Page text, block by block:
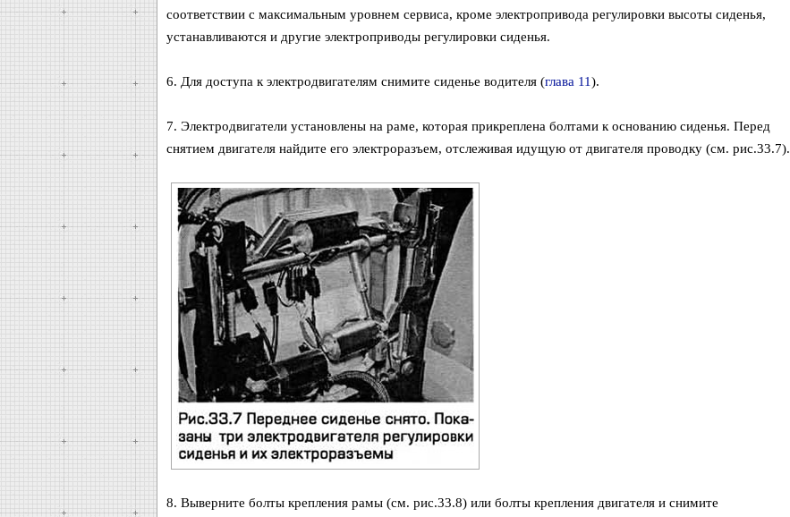
соответствии с максимальным уровнем сервиса, кроме электропривода регулировки высоты сиденья,
устанавливаются и другие электроприводы регулировки сиденья.
6. Для доступа к электродвигателям снимите сиденье водителя (глава 11).
7. Электродвигатели установлены на раме, которая прикреплена болтами к основанию сиденья. Перед
снятием двигателя найдите его электроразъем, отслеживая идущую от двигателя проводку (см. рис.33.7).
8. Выверните болты крепления рамы (см. рис.33.8) или болты крепления двигателя и снимите